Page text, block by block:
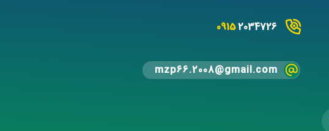
09152034726
mzp66.2008@gmail.com